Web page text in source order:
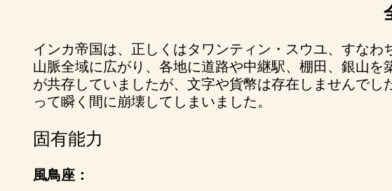
インカ帝国は、正しくはタワンティン・スウユ、すな
山脈全域に広がり、各地に道路や中継駅、棚田、銀山
が共存していましたが、文字や貨幣は存在しませんで
って瞬く間に崩壊してしまいました。
固有能力
風鳥座：